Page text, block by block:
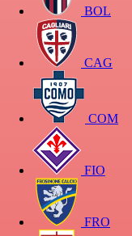
BOL
CAG
COM
FIO
FRO